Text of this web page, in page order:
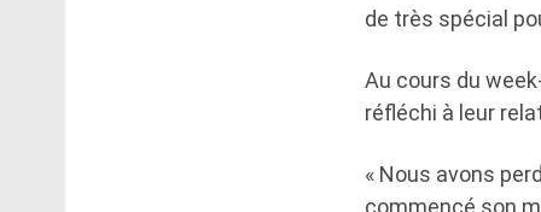
de très spécial
Au cours du
réfléchi à leur
« Nous avons
commencé son